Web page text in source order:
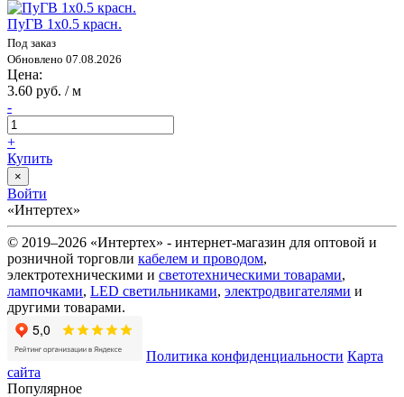
ПуГВ 1х0.5 красн.
Под заказ
Обновлено 07.08.2026
Цена:
3.60 руб. / м
-
+
Купить
×
Войти
«Интертех»
© 2019–2026 «Интертех» - интернет-магазин для оптовой и
розничной торговли кабелем и проводом,
электротехническими и светотехническими товарами,
лампочками, LED светильниками, электродвигателями и
другими товарами.
Политика конфиденциальности Карта
сайта
Популярное